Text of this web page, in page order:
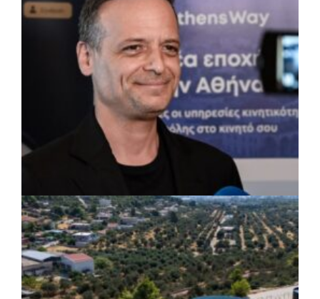
εγκαταστάσεις
ΡΕΠΟΡΤΑΖ | 07/08/2026 · 17:27
Ο Δούκας για έργα, καθαριότητα και τη
μάχη των επόμενων εκλογών: «Η καλύτερη
μου να κατέβει ο Μπακογιάννης»